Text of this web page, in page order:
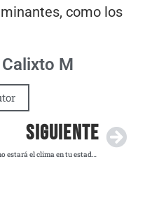
como los
M
SIGUIENTE
¿Cómo estará el clima en tu estado? Alertan por calor extremo y vientos intensos en México